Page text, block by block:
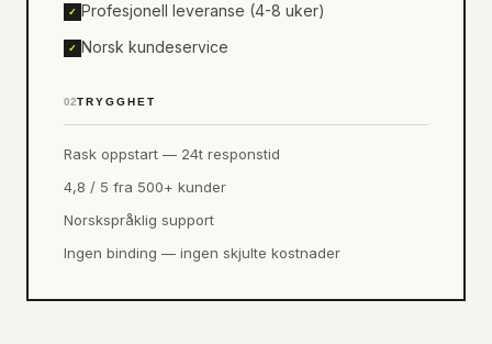
✓ Profesjonell leveranse (4-8 uker)
✓ Norsk kundeservice
02TRYGGHET
Rask oppstart — 24t responstid
4,8 / 5 fra 500+ kunder
Norskspråklig support
Ingen binding — ingen skjulte kostnader